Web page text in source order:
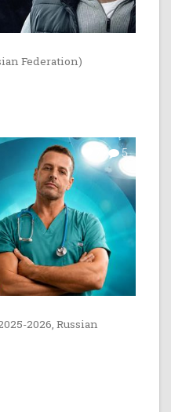
Federation)
7 5
2026, Russian